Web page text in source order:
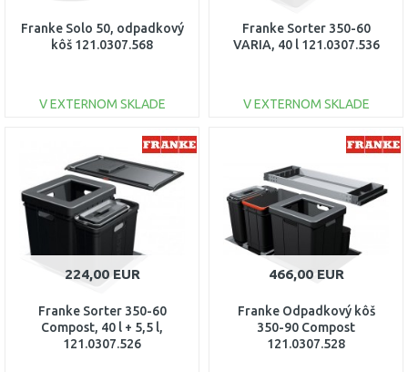
Franke Solo 50, odpadkový
kôš 121.0307.568
V EXTERNOM SKLADE
DO KOŠÍKA
Porovnať
Franke Sorter 350-60
VARIA, 40 l 121.0307.536
V EXTERNOM SKLADE
DO KOŠÍKA
Porovnať
224,00 EUR
Franke Sorter 350-60
Compost, 40 l + 5,5 l,
121.0307.526
466,00 EUR
Franke Odpadkový kôš
350-90 Compost
121.0307.528